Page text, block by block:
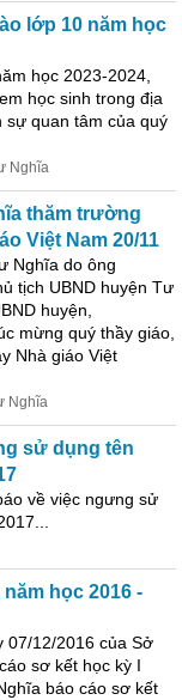
lớp 10 năm học
học 2023-2024,
học sinh trong địa
sự quan tâm của quý
Nghĩa
thăm trường
Việt Nam 20/11
Nghĩa do ông
tịch UBND huyện Tư
huyện,
mừng quý thầy giáo,
Nhà giáo Việt
Nghĩa
sử dụng tên
về việc ngưng sử
học 2016 -
07/12/2016 của Sở
sơ kết học kỳ I
báo cáo sơ kết